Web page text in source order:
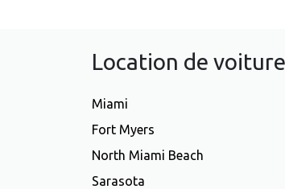
Location de
Miami
Fort Myers
North Miami Beach
Sarasota